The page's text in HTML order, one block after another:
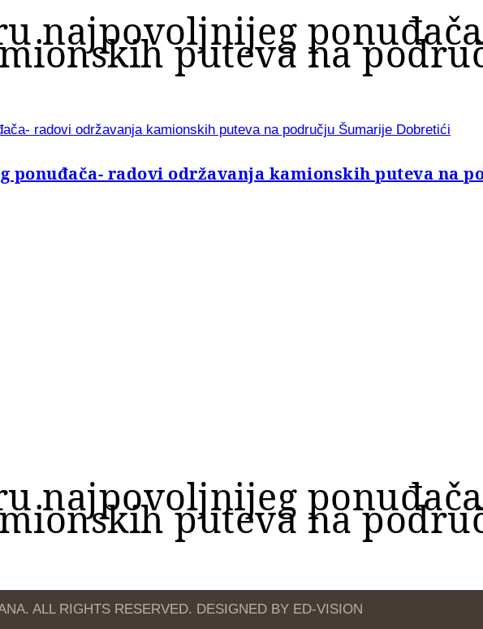
najpovoljnijeg
puteva na
radovi održavanja kamionskih puteva na području Šumarije Dobretići
ponuđača- radovi održavanja kamionskih puteva na
najpovoljnijeg
puteva na
ALL RIGHTS RESERVED. DESIGNED BY ED-VISION